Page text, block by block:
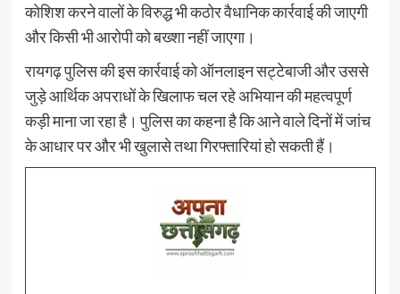
कोशिश करने वालों के विरुद्ध भी कठोर वैधानिक कार्रवाई की जाएगी
और किसी भी आरोपी को बख्शा नहीं जाएगा।
रायगढ़ पुलिस की इस कार्रवाई को ऑनलाइन सट्टेबाजी और उससे
जुड़े आर्थिक अपराधों के खिलाफ चल रहे अभियान की महत्वपूर्ण
कड़ी माना जा रहा है। पुलिस का कहना है कि आने वाले दिनों में जांच
के आधार पर और भी खुलासे तथा गिरफ्तारियां हो सकती हैं।